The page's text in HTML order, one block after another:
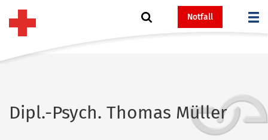
Notfall
Dipl.-Psych. Thomas Müller